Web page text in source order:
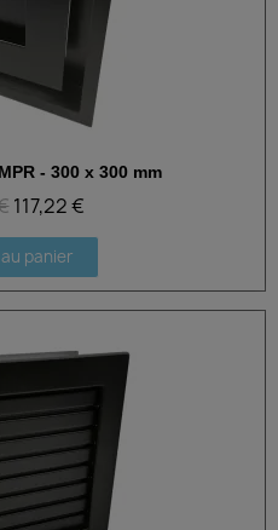
rapide
- 300 x 300 mm
117,22 €
panier